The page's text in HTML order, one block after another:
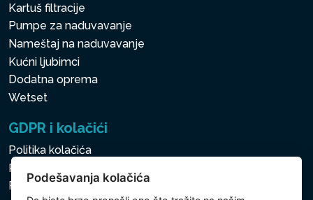
Kartuš filtracije
Pumpe za naduvavanje
Nameštaj na naduvavanje
Kućni ljubimci
Dodatna oprema
Wetset
GDPR i kolačići
Politika kolačića
Politika zaštite ličnih i drugih obrađivanih podataka
Politika kolačića
Podešavanja kolačića